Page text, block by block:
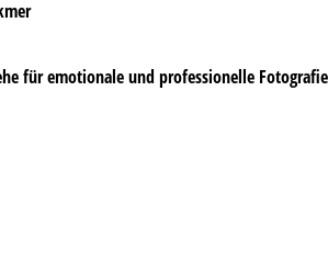
für emotionale und professionelle